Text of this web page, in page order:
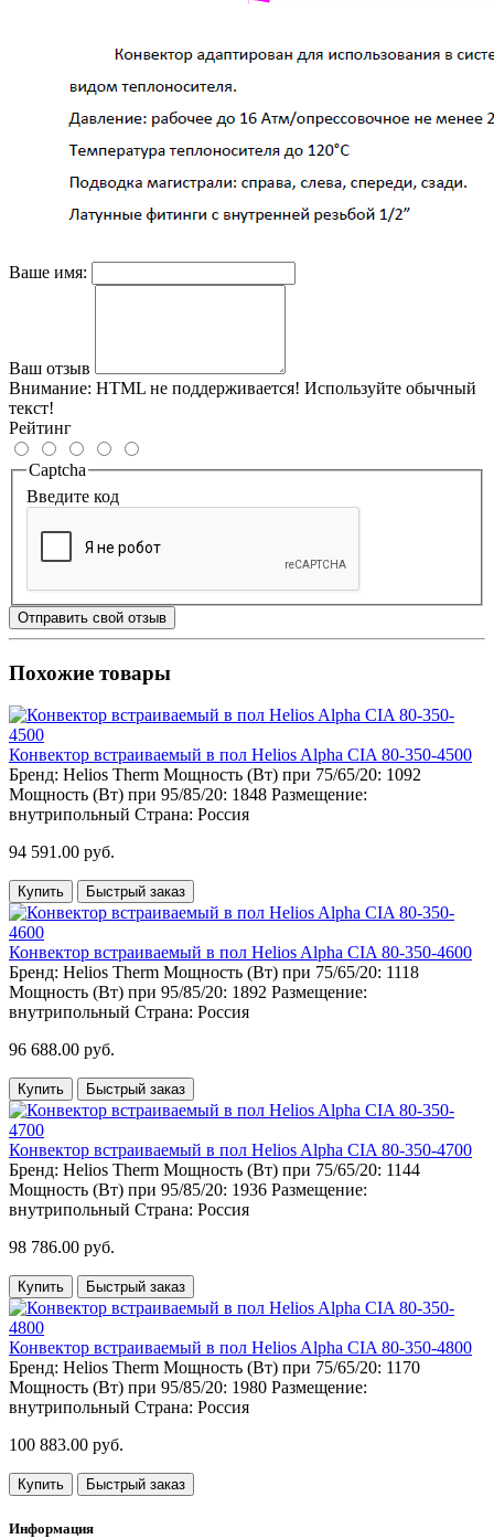
Ваше имя:
Ваш отзыв
Внимание: HTML не поддерживается! Используйте обычный
текст!
Рейтинг
Captcha
Введите код
Отправить свой отзыв
Похожие товары
Конвектор встраиваемый в пол Helios Alpha CIA 80-350-4500
Бренд: Helios Therm Мощность (Вт) при 75/65/20: 1092
Мощность (Вт) при 95/85/20: 1848 Размещение:
внутрипольный Страна: Россия
94 591.00 руб.
Купить Быстрый заказ
Конвектор встраиваемый в пол Helios Alpha CIA 80-350-4600
Бренд: Helios Therm Мощность (Вт) при 75/65/20: 1118
Мощность (Вт) при 95/85/20: 1892 Размещение:
внутрипольный Страна: Россия
96 688.00 руб.
Купить Быстрый заказ
Конвектор встраиваемый в пол Helios Alpha CIA 80-350-4700
Бренд: Helios Therm Мощность (Вт) при 75/65/20: 1144
Мощность (Вт) при 95/85/20: 1936 Размещение:
внутрипольный Страна: Россия
98 786.00 руб.
Купить Быстрый заказ
Конвектор встраиваемый в пол Helios Alpha CIA 80-350-4800
Бренд: Helios Therm Мощность (Вт) при 75/65/20: 1170
Мощность (Вт) при 95/85/20: 1980 Размещение:
внутрипольный Страна: Россия
100 883.00 руб.
Купить Быстрый заказ
Информация